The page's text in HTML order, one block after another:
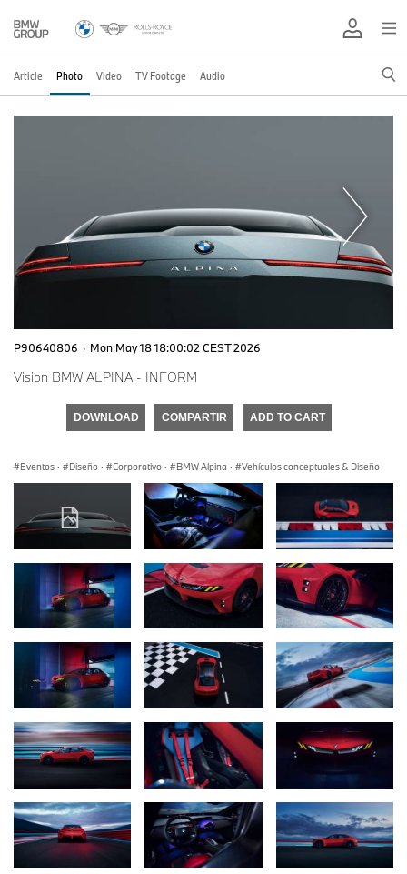
Article Photo Video TV Footage Audio
P90640806 · Mon May 18 18:00:02 CEST 2026
Vision BMW ALPINA - INFORM
DOWNLOAD COMPARTIR ADD TO CART
Eventos · Diseño · Corporativo · BMW Alpina · Vehículos conceptuales & Diseño